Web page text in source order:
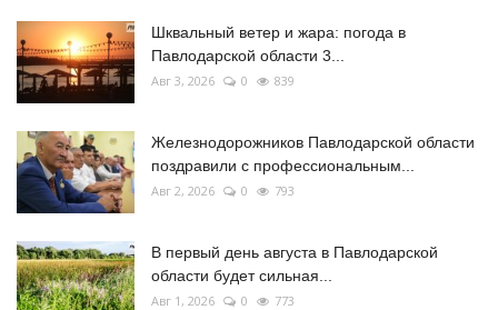
Шквальный ветер и жара: погода в
Павлодарской области 3...
Авг 3, 2026 0 839
Железнодорожников Павлодарской области
поздравили с профессиональным...
Авг 2, 2026 0 793
В первый день августа в Павлодарской
области будет сильная...
Авг 1, 2026 0 773